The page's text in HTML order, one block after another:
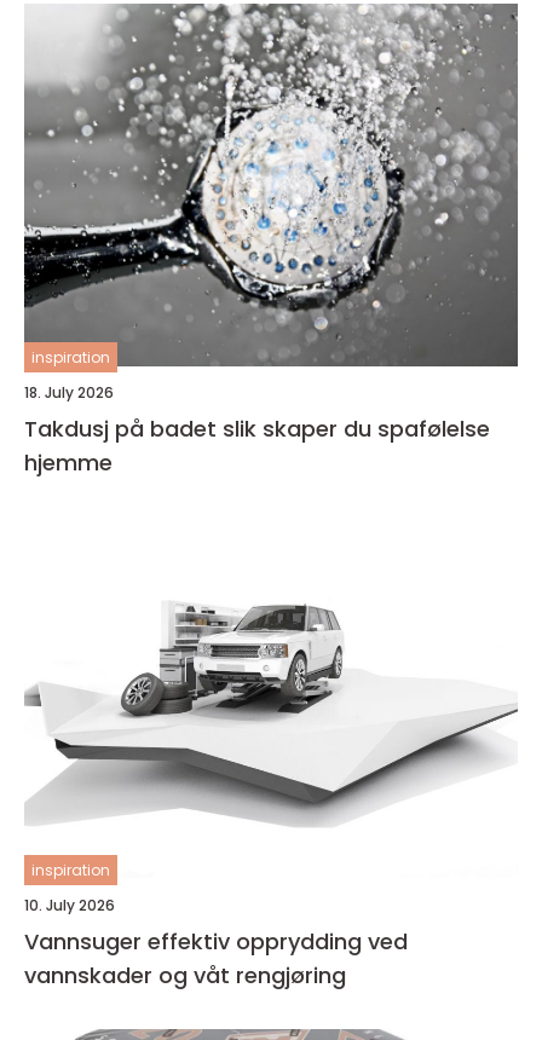
inspiration
18. July 2026
Takdusj på badet slik skaper du spafølelse
hjemme
inspiration
10. July 2026
Vannsuger effektiv opprydding ved
vannskader og våt rengjøring